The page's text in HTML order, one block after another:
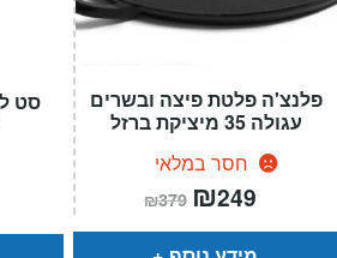
סט
פלנצ'ה פלטת פיצה ובשרים
עגולה 35 מיציקת ברזל
חסר במלאי
₪379 המחיר
המקורי
היה:
₪379.
₪249
הוא: